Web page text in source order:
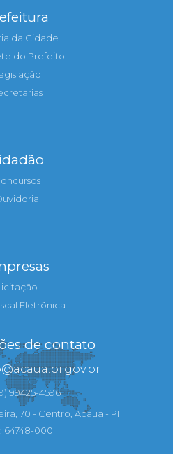
da Cidade
do Prefeito
Eletrônica
de contato
99425-4596
70 - Centro, Acauã - PI
64748-000